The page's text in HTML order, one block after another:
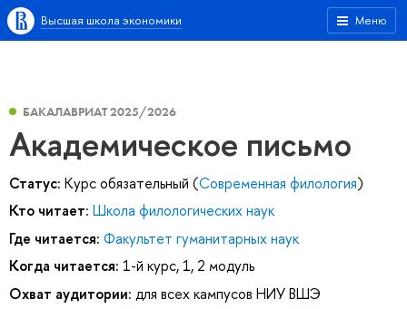
Меню
Высшая школа экономики
БАКАЛАВРИАТ 2025/2026
Академическое письмо
Статус: Курс обязательный (Современная филология)
Кто читает: Школа филологических наук
Где читается: Факультет гуманитарных наук
Когда читается: 1-й курс, 1, 2 модуль
Охват аудитории: для всех кампусов НИУ ВШЭ